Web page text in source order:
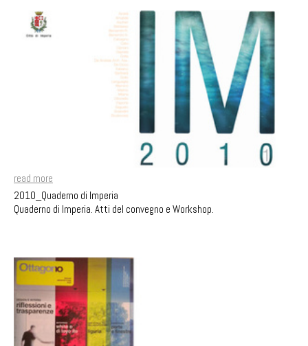
read more
2010_Quaderno di Imperia
Quaderno di Imperia. Atti del convegno e Workshop.